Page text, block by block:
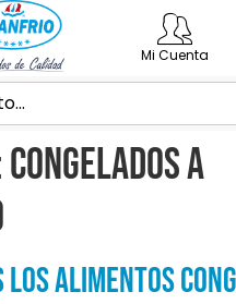
Mi Cuenta
congelados a
los alimentos